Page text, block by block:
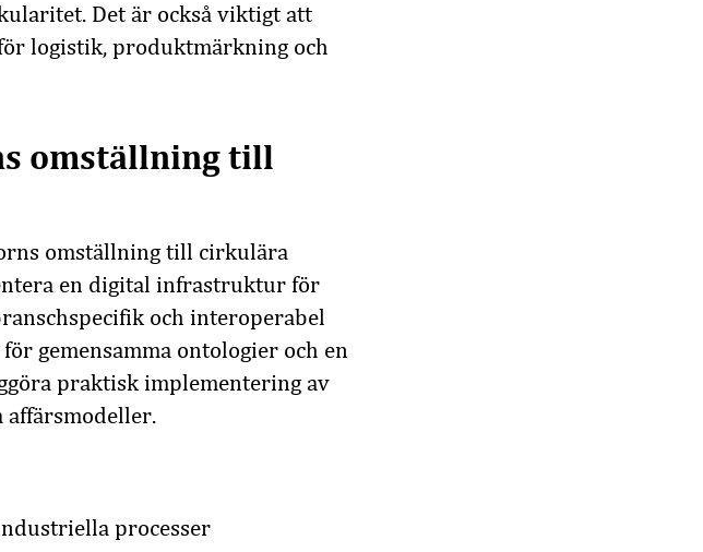
Det är också viktigt att
logistik, produktmärkning och
omställning till
omställning till cirkulära
en digital infrastruktur för
och interoperabel
gemensamma ontologier och en
praktisk implementering av
affärsmodeller.
processer